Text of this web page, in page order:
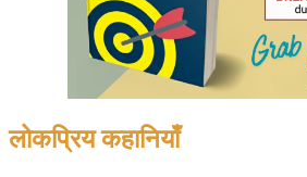
लोकप्रिय कहानियाँ